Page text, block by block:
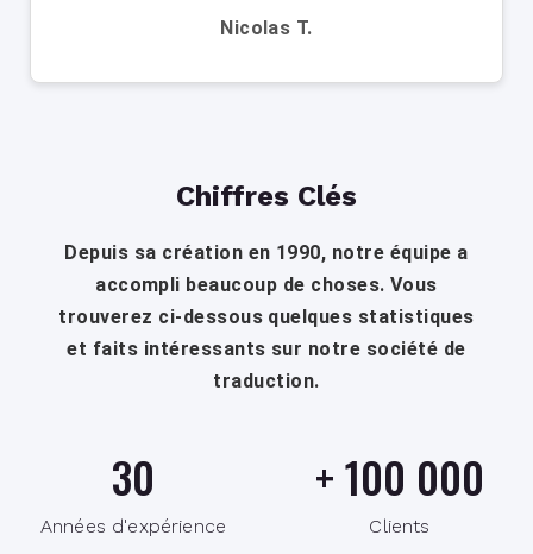
Nicolas T.
Chiffres Clés
Depuis sa création en 1990, notre équipe a
accompli beaucoup de choses. Vous
trouverez ci-dessous quelques statistiques
et faits intéressants sur notre société de
traduction.
30
Années d'expérience
+100 000
Clients